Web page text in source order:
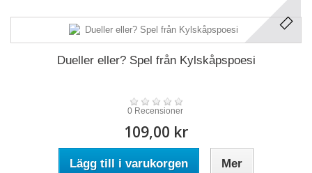
Dueller eller? Spel från Kylskåpspoesi
0 Recensioner
109,00 kr
Lägg till i varukorgen Mer